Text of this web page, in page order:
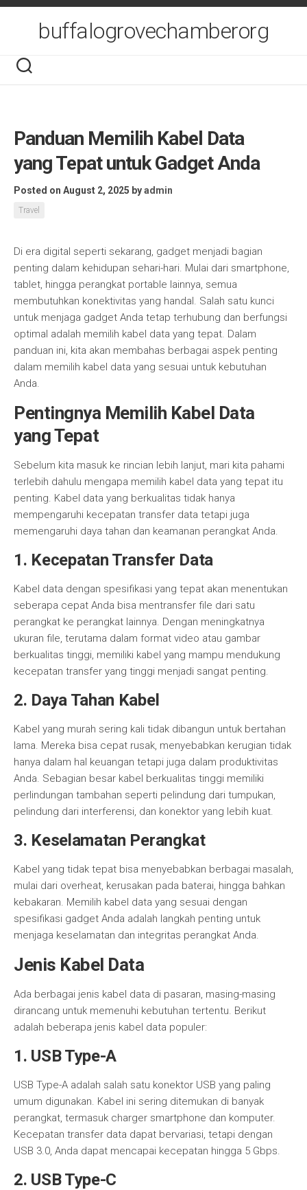
Skip
buffalogrovechamberorg
Panduan Memilih Kabel Data
yang Tepat untuk Gadget Anda
Posted on August 2, 2025 byadmin
Travel
Di era digital seperti sekarang, gadget menjadi bagian
penting dalam kehidupan sehari-hari. Mulai dari smartphone,
tablet, hingga perangkat portable lainnya, semua
membutuhkan konektivitas yang handal. Salah satu kunci
untuk menjaga gadget Anda tetap terhubung dan berfungsi
optimal adalah memilih kabel data yang tepat. Dalam
panduan ini, kita akan membahas berbagai aspek penting
dalam memilih kabel data yang sesuai untuk kebutuhan
Anda.
Pentingnya Memilih Kabel Data
yang Tepat
Sebelum kita masuk ke rincian lebih lanjut, mari kita pahami
terlebih dahulu mengapa memilih kabel data yang tepat itu
penting. Kabel data yang berkualitas tidak hanya
mempengaruhi kecepatan transfer data tetapi juga
memengaruhi daya tahan dan keamanan perangkat Anda.
1. Kecepatan Transfer Data
Kabel data dengan spesifikasi yang tepat akan menentukan
seberapa cepat Anda bisa mentransfer file dari satu
perangkat ke perangkat lainnya. Dengan meningkatnya
ukuran file, terutama dalam format video atau gambar
berkualitas tinggi, memiliki kabel yang mampu mendukung
kecepatan transfer yang tinggi menjadi sangat penting.
2. Daya Tahan Kabel
Kabel yang murah sering kali tidak dibangun untuk bertahan
lama. Mereka bisa cepat rusak, menyebabkan kerugian tidak
hanya dalam hal keuangan tetapi juga dalam produktivitas
Anda. Sebagian besar kabel berkualitas tinggi memiliki
perlindungan tambahan seperti pelindung dari tumpukan,
pelindung dari interferensi, dan konektor yang lebih kuat.
3. Keselamatan Perangkat
Kabel yang tidak tepat bisa menyebabkan berbagai masalah,
mulai dari overheat, kerusakan pada baterai, hingga bahkan
kebakaran. Memilih kabel data yang sesuai dengan
spesifikasi gadget Anda adalah langkah penting untuk
menjaga keselamatan dan integritas perangkat Anda.
Jenis Kabel Data
Ada berbagai jenis kabel data di pasaran, masing-masing
dirancang untuk memenuhi kebutuhan tertentu. Berikut
adalah beberapa jenis kabel data populer:
1. USB Type-A
USB Type-A adalah salah satu konektor USB yang paling
umum digunakan. Kabel ini sering ditemukan di banyak
perangkat, termasuk charger smartphone dan komputer.
Kecepatan transfer data dapat bervariasi, tetapi dengan
USB 3.0, Anda dapat mencapai kecepatan hingga 5 Gbps.
2. USB Type-C